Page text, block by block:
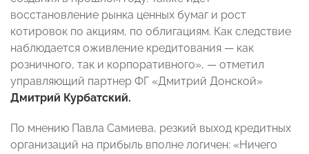
восстановление рынка ценных бумаг и рост
котировок по акциям, по облигациям. Как следствие
наблюдается оживление кредитования — как
розничного, так и корпоративного», — отметил
управляющий партнер ФГ «Дмитрий Донской»
Дмитрий Курбатский.
По мнению Павла Самиева, резкий выход кредитных
организаций на прибыль вполне логичен: «Ничего